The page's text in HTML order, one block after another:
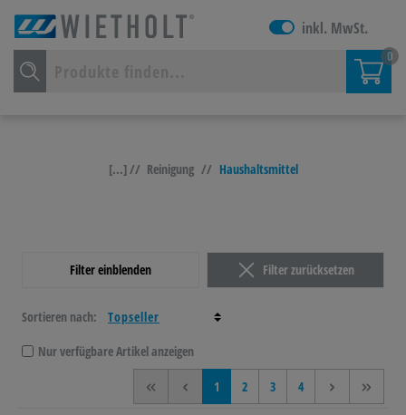
inkl. MwSt.
0
[...] // Reinigung // Haushaltsmittel
Filter einblenden Filter zurücksetzen
Sortieren nach:
Nur verfügbare Artikel anzeigen
<< < 1 2 3 4 > >>